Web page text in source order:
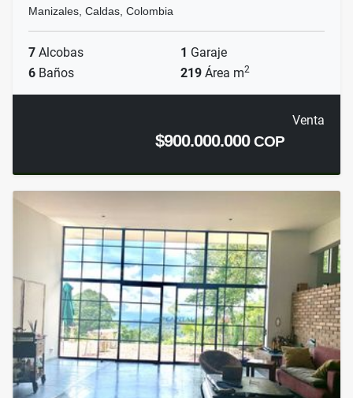
Manizales, Caldas, Colombia
7 Alcobas 1 Garaje
6 Baños 219 Área m2
Venta
$900.000.000COP